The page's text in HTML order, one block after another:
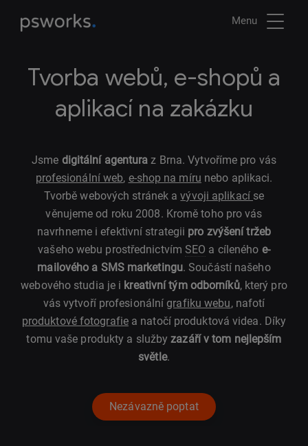
Menu
Tvorba webů, e-shopů a
aplikací na zakázku
Jsme digitální agentura z Brna. Vytvoříme pro vás
profesionální web, e-shop na míru nebo aplikaci.
Tvorbě webových stránek avývoji aplikací se
věnujeme od roku 2008. Kromě toho pro vás
navrhneme i efektivní strategii pro zvýšení tržeb
vašeho webu prostřednictvím SEO a cíleného e-
mailového a SMS marketingu. Součástí našeho
webového studia je i kreativní tým odborníků, který pro
vás vytvoří profesionálnígrafiku webu, nafotí
produktové fotografiea natočí produktová videa. Díky
tomu vaše produkty a službyzazáří v tom nejlepším
světle.
Nezávazně poptat